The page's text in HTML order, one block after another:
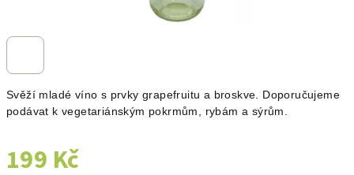
Svěží mladé víno s prvky grapefruitu a broskve. Doporučujeme
podávat k vegetariánským pokrmům, rybám a sýrům.
199 Kč